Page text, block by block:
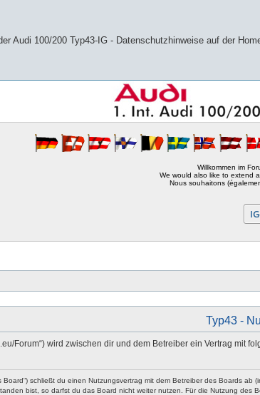
Audi 100/200 Typ43-IG - Datenschutzhinweise auf der
Willkommen im
We would also like to extend
Nous souhaitons
Typ43 -
Forum“) wird zwischen dir und dem Betreiber ein Vertrag mit
Board“) schließt du einen Nutzungsvertrag mit dem Betreiber des Boards
bist, so darfst du das Board nicht weiter nutzen. Für die Nutzung des